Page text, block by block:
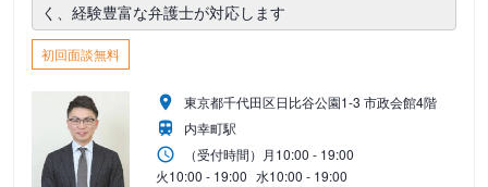
く、経験豊富な弁護士が対応します
初回面談無料
東京都千代田区日比谷公園1-3 市政会館4階
内幸町駅
（受付時間） 月10:00 - 19:00
火10:00 - 19:00 水10:00 - 19:00